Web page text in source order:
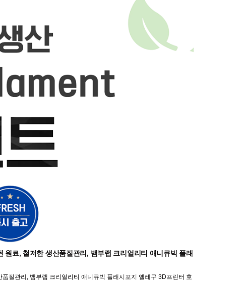
료, 철저한 생산품질관리, 뱀부랩 크리얼리티 애니큐빅 플래
질관리, 뱀부랩 크리얼리티 애니큐빅 플래시포지 엘레구 3D프린터 호